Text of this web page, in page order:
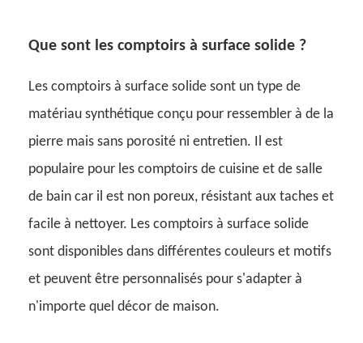
Que sont les comptoirs à surface solide ?
Les comptoirs à surface solide sont un type de
matériau synthétique conçu pour ressembler à de la
pierre mais sans porosité ni entretien. Il est
populaire pour les comptoirs de cuisine et de salle
de bain car il est non poreux, résistant aux taches et
facile à nettoyer. Les comptoirs à surface solide
sont disponibles dans différentes couleurs et motifs
et peuvent être personnalisés pour s'adapter à
n'importe quel décor de maison.